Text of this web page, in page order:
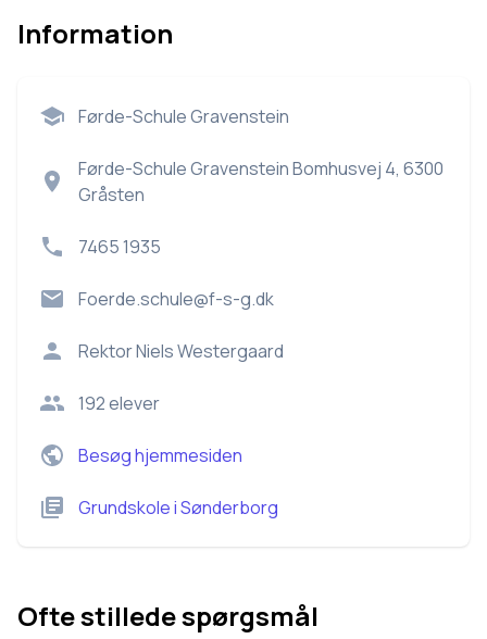
Information
Førde-Schule Gravenstein
Førde-Schule Gravenstein Bomhusvej 4, 6300
Gråsten
7465 1935
Foerde.schule@f-s-g.dk
RektorNiels Westergaard
192elever
Besøg hjemmesiden
GrundskoleiSønderborg
Ofte stillede spørgsmål